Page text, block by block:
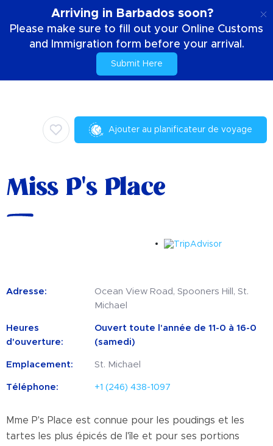
Arriving in Barbados soon?
Please make sure to fill out your Online Customs
and Immigration form before your arrival.
Submit Here
Choses à faire Culinaire Miss P's Place
Ajouter au planificateur de voyage
Miss P's Place
Adresse:
Ocean View Road, Spooners Hill, St.
Michael
Heures
d'ouverture:
Ouvert toute l'année de 11-0 à 16-0
(samedi)
Emplacement: St. Michael
Téléphone: +1 (246) 438-1097
Mme P's Place est connue pour les poudings et les
tartes les plus épicés de l'île et pour ses portions